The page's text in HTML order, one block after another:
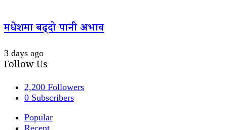
मधेशमा बढ्दो पानी अभाव
3 days ago
Follow Us
2,200 Followers
0 Subscribers
Popular
Recent